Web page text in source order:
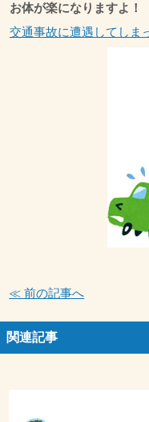
お体が楽になりますよ！
交通事故に遭遇してしま
≪ 前の記事へ
関連記事